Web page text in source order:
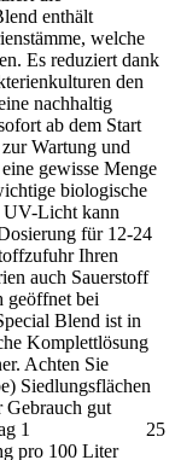
enthält
welche
Es reduziert dank
den
nachhaltig
ab dem Start
Wartung und
gewisse Menge
biologische
UV-Licht kann
für 12-24
Ihren
auch Sauerstoff
geöffnet bei
Blend ist in
Komplettlösung
Achten Sie
Siedlungsflächen
gut
1 25
pro 100 Liter